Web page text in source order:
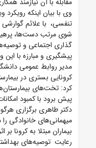
وی با بیان اینکه
تنفسی، با علائم
شوی مرتب دست‌ها،
گذاری اجتماعی و
پیشگیری و مبارزه با
مدیر روابط عمومی
کرونایی بستری در
کرد: تخت‌های
پیش برود با کمبود
دکتر طاهری برگزاری
میهمانی‌های خانوادگی
بیماران مبتلا به کرونا
رعایت توصیه‌های